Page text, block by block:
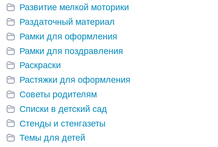
Развитие мелкой моторики
Раздаточный материал
Рамки для оформления
Рамки для поздравления
Раскраски
Растяжки для оформления
Советы родителям
Списки в детский сад
Стенды и стенгазеты
Темы для детей